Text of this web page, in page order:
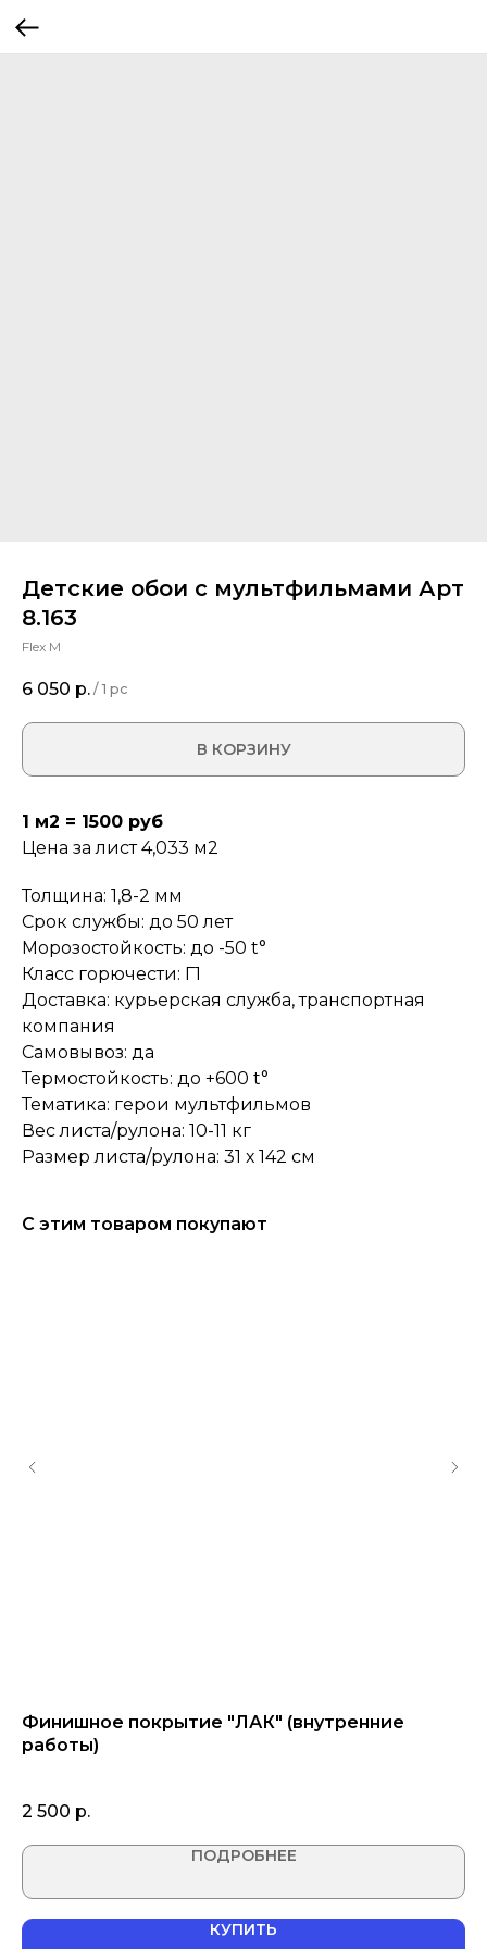
Детские обои с мультфильмами Арт
8.163
Flex M
6 050 р. / 1 pc
В КОРЗИНУ
1 м2 = 1500 руб
Цена за лист 4,033 м2
Толщина: 1,8-2 мм
Срок службы: до 50 лет
Морозостойкость: до -50 t°
Класс горючести: Г1
Доставка: курьерская служба, транспортная
компания
Самовывоз: да
Термостойкость: до +600 t°
Тематика: герои мультфильмов
Вес листа/рулона: 10-11 кг
Размер листа/рулона: 31 х 142 см
С этим товаром покупают
Финишное покрытие "ЛАК" (внутренние
работы)
2 500 р.
ПОДРОБНЕЕ
КУПИТЬ